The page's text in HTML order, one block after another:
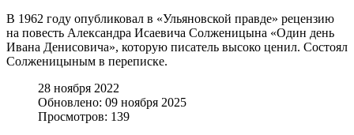
В 1962 году опубликовал в «Ульяновской правде» рецензию
на повесть Александра Исаевича Солженицына «Один день
Ивана Денисовича», которую писатель высоко ценил. Состоял
Солженицыным в переписке.
28 ноября 2022
Обновлено: 09 ноября 2025
Просмотров: 139